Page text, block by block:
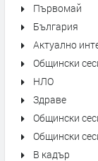
Първомай
България
Актуално
Общински
НЛО
Здраве
Общински
Общински
В кадър